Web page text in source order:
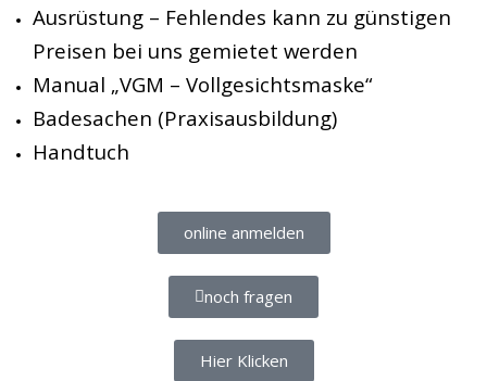
Ausrüstung – Fehlendes kann zu günstigen
Preisen bei uns gemietet werden
Manual „VGM – Vollgesichtsmaske“
Badesachen (Praxisausbildung)
Handtuch
online anmelden
noch fragen
Hier Klicken